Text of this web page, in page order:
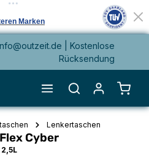
| Kostenlose
Rücksendung
Lenkertaschen
Cyber
2,5L